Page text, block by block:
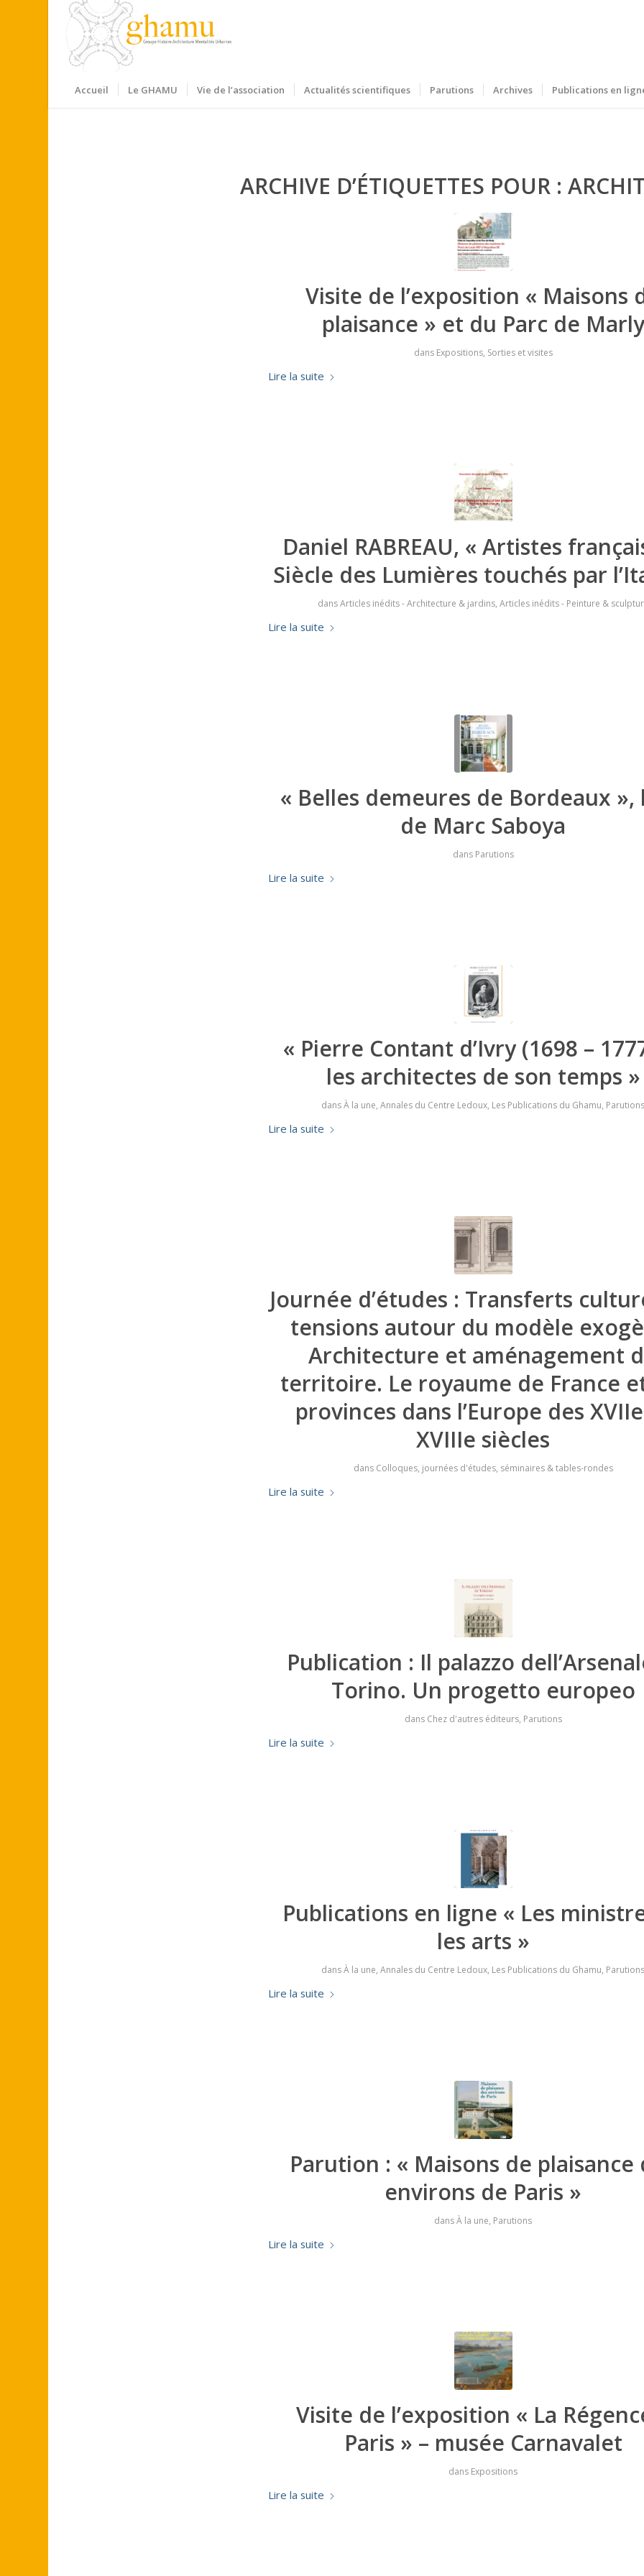
Accueil Le GHAMU Vie de l’association Actualités scientifiques Parutions Archives Publications en
ARCHIVE D’ÉTIQUETTES POUR :
Visite de l’exposition « Maisons
plaisance » et du Parc de Marly
dans Expositions, Sorties et visites
Lire la suite
Daniel RABREAU, « Artistes
Siècle des Lumières touchés par
dansArticles inédits - Architecture & jardins, Articles inédits - Peinture &
Lire la suite
« Belles demeures de Bordeaux »,
de Marc Saboya
dans Parutions
Lire la suite
« Pierre Contant d’Ivry (1698 –
les architectes de son temps »
dansÀ la une, Annales du Centre Ledoux, Les Publications du Ghamu, Parutions
Lire la suite
Journée d’études : Transferts
tensions autour du modèle
Architecture et aménagement
territoire. Le royaume de France
provinces dans l’Europe des
XVIIIe siècles
dans Colloques, journées d'études, séminaires & tables-rondes
Lire la suite
Publication : Il palazzo
Torino. Un progetto europeo
dans Chez d'autres éditeurs, Parutions
Lire la suite
Publications en ligne « Les
les arts »
dansÀ la une, Annales du Centre Ledoux, Les Publications du Ghamu, Parutions
Lire la suite
Parution : « Maisons de plaisance
environs de Paris »
dansÀ la une, Parutions
Lire la suite
Visite de l’exposition « La
Paris » – musée Carnavalet
dans Expositions
Lire la suite